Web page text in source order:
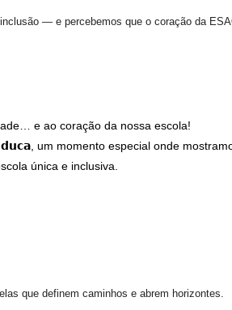
— e percebemos que o coração da
e ao coração da nossa escola!
um momento especial onde
única e inclusiva.
que definem caminhos e abrem horizontes.